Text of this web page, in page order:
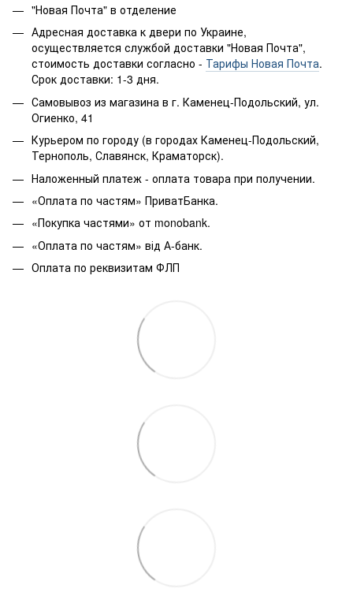
"Новая Почта" в отделение
Адресная доставка к двери по Украине,
осуществляется службой доставки "Новая Почта",
стоимость доставки согласно - Тарифы Новая Почта.
Срок доставки: 1-3 дня.
Самовывоз из магазина в г. Каменец-Подольский, ул.
Огиенко, 41
Курьером по городу (в городах Каменец-Подольский,
Тернополь, Славянск, Краматорск).
Наложенный платеж - оплата товара при получении.
«Оплата по частям» ПриватБанка.
«Покупка частями» от monobank.
«Оплата по частям» від А-банк.
Оплата по реквизитам ФЛП